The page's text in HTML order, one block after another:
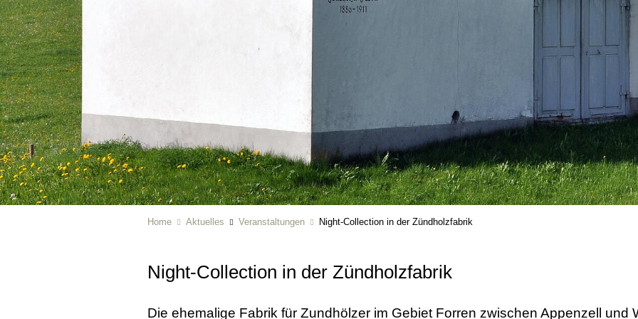
Home Aktuelles Veranstaltungen Night-Collection in der Zündholzfabrik
Night-Collection in der Zündholzfabrik
Die ehemalige Fabrik für Zundhölzer im Gebiet Forren zwischen Appenzell und